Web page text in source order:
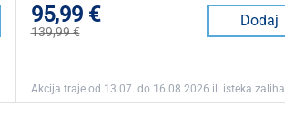
95,99 €
139,99 €
Dodaj
Akcija traje od 13.07. do 16.08.2026 ili isteka zaliha